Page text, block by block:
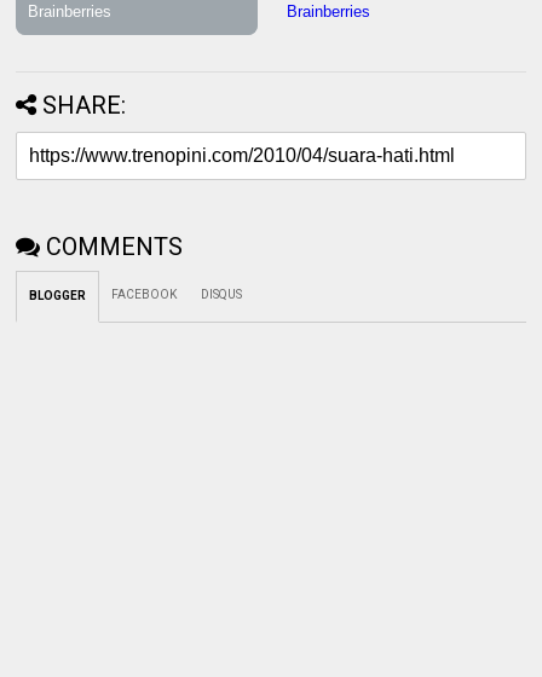
SHARE:
COMMENTS
BLOGGER FACEBOOK DISQUS